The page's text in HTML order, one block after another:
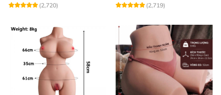
(2,720)
(2,719)